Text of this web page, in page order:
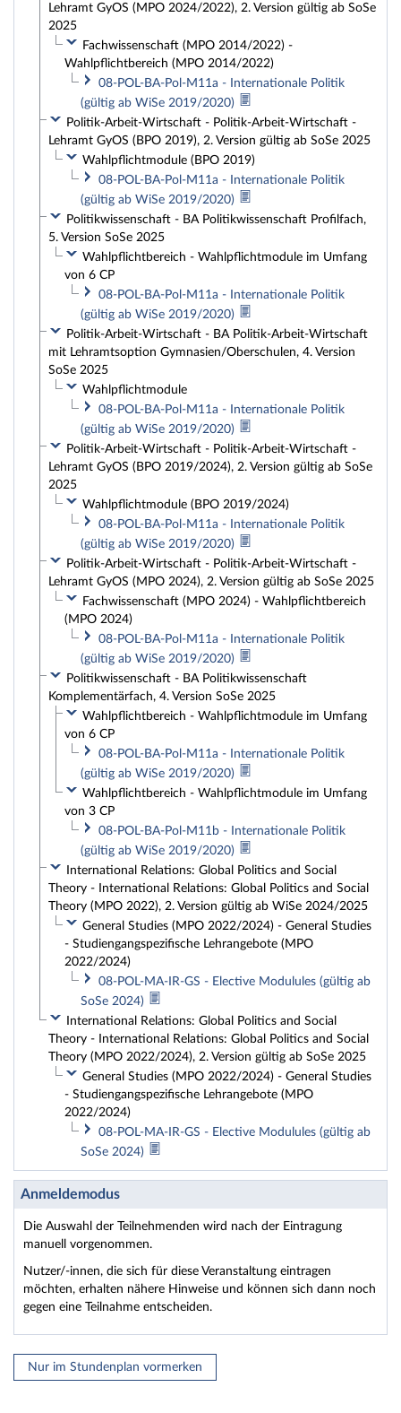
Lehramt GyOS (MPO 2024/2022), 2. Version gültig ab SoSe
2025
Fachwissenschaft (MPO 2014/2022) -
Wahlpflichtbereich (MPO 2014/2022)
08-POL-BA-Pol-M11a - Internationale Politik
(gültig ab WiSe 2019/2020)
Politik-Arbeit-Wirtschaft - Politik-Arbeit-Wirtschaft -
Lehramt GyOS (BPO 2019), 2. Version gültig ab SoSe 2025
Wahlpflichtmodule (BPO 2019)
08-POL-BA-Pol-M11a - Internationale Politik
(gültig ab WiSe 2019/2020)
Politikwissenschaft - BA Politikwissenschaft Profilfach,
5. Version SoSe 2025
Wahlpflichtbereich - Wahlpflichtmodule im Umfang
von 6 CP
08-POL-BA-Pol-M11a - Internationale Politik
(gültig ab WiSe 2019/2020)
Politik-Arbeit-Wirtschaft - BA Politik-Arbeit-Wirtschaft
mit Lehramtsoption Gymnasien/Oberschulen, 4. Version
SoSe 2025
Wahlpflichtmodule
08-POL-BA-Pol-M11a - Internationale Politik
(gültig ab WiSe 2019/2020)
Politik-Arbeit-Wirtschaft - Politik-Arbeit-Wirtschaft -
Lehramt GyOS (BPO 2019/2024), 2. Version gültig ab SoSe
2025
Wahlpflichtmodule (BPO 2019/2024)
08-POL-BA-Pol-M11a - Internationale Politik
(gültig ab WiSe 2019/2020)
Politik-Arbeit-Wirtschaft - Politik-Arbeit-Wirtschaft -
Lehramt GyOS (MPO 2024), 2. Version gültig ab SoSe 2025
Fachwissenschaft (MPO 2024) - Wahlpflichtbereich
(MPO 2024)
08-POL-BA-Pol-M11a - Internationale Politik
(gültig ab WiSe 2019/2020)
Politikwissenschaft - BA Politikwissenschaft
Komplementärfach, 4. Version SoSe 2025
Wahlpflichtbereich - Wahlpflichtmodule im Umfang
von 6 CP
08-POL-BA-Pol-M11a - Internationale Politik
(gültig ab WiSe 2019/2020)
Wahlpflichtbereich - Wahlpflichtmodule im Umfang
von 3 CP
08-POL-BA-Pol-M11b - Internationale Politik
(gültig ab WiSe 2019/2020)
International Relations: Global Politics and Social
Theory - International Relations: Global Politics and Social
Theory (MPO 2022), 2. Version gültig ab WiSe 2024/2025
General Studies (MPO 2022/2024) - General Studies
- Studiengangspezifische Lehrangebote (MPO
2022/2024)
08-POL-MA-IR-GS - Elective Modulules (gültig ab
SoSe 2024)
International Relations: Global Politics and Social
Theory - International Relations: Global Politics and Social
Theory (MPO 2022/2024), 2. Version gültig ab SoSe 2025
General Studies (MPO 2022/2024) - General Studies
- Studiengangspezifische Lehrangebote (MPO
2022/2024)
08-POL-MA-IR-GS - Elective Modulules (gültig ab
SoSe 2024)
Anmeldemodus
Die Auswahl der Teilnehmenden wird nach der Eintragung
manuell vorgenommen.
Nutzer/-innen, die sich für diese Veranstaltung eintragen
möchten, erhalten nähere Hinweise und können sich dann noch
gegen eine Teilnahme entscheiden.
Nur im Stundenplan vormerken